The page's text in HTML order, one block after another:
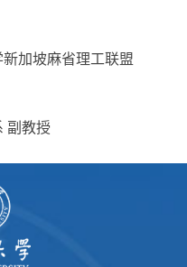
新加坡麻省理工联盟
副教授